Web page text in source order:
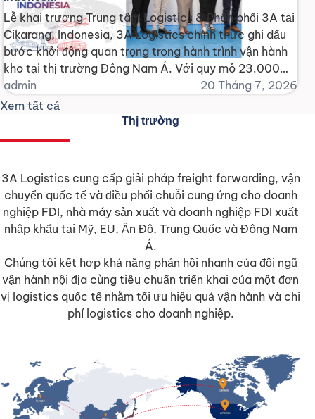
Lễ khai trương Trung tâm Logistics & Phân phối 3A tại
Cikarang, Indonesia, 3A Logistics chính thức ghi dấu
bước khởi động quan trọng trong hành trình vận hành
kho tại thị trường Đông Nam Á. Với quy mô 23.000
m², trung tâm mới không chỉ mở rộng hiện diện của 3A
tại Indonesia, mà [...]
admin
20 Tháng 7, 2026
Xem tất cả
Thị trường
3A Logistics cung cấp giải pháp freight forwarding, vận
chuyển quốc tế và điều phối chuỗi cung ứng cho doanh
nghiệp FDI, nhà máy sản xuất và doanh nghiệp FDI xuất
nhập khẩu tại Mỹ, EU, Ấn Độ, Trung Quốc và Đông Nam
Á.
Chúng tôi kết hợp khả năng phản hồi nhanh của đội ngũ
vận hành nội địa cùng tiêu chuẩn triển khai của một đơn
vị logistics quốc tế nhằm tối ưu hiệu quả vận hành và chi
phí logistics cho doanh nghiệp.